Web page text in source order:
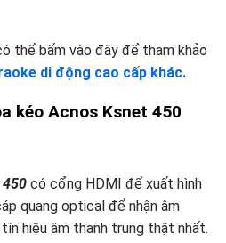
thể bấm vào đây để tham khảo
di động cao cấp khác.
kéo Acnos Ksnet 450
có cổng HDMI để xuất hình
quang optical để nhận âm
hiệu âm thanh trung thật nhất.